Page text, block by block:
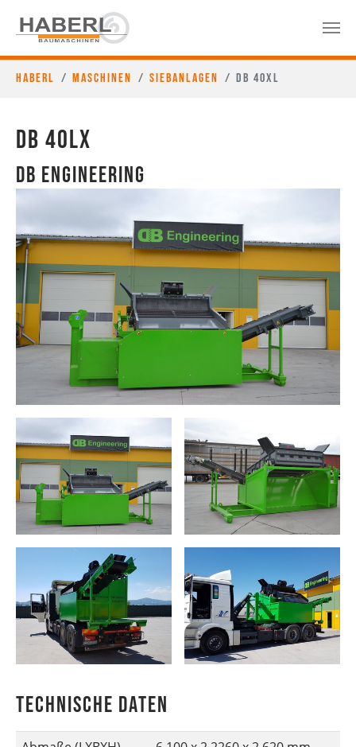
Haberl Maschinen Siebanlagen DB 40XL
DB 40LX
DB Engineering
Technische Daten